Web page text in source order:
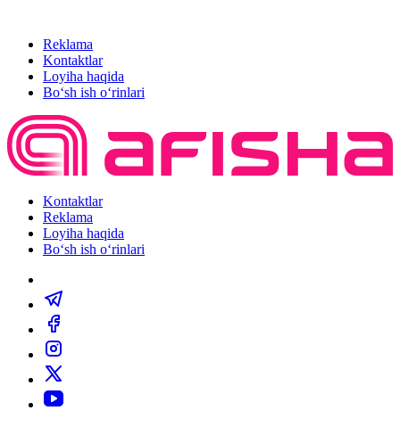
Reklama
Kontaktlar
Loyiha haqida
Bo‘sh ish o‘rinlari
Kontaktlar
Reklama
Loyiha haqida
Bo‘sh ish o‘rinlari